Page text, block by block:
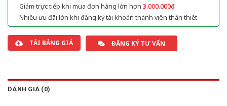
Giảm trực tiếp khi mua đơn hàng lớn hơn 3.000.000đ
Nhiều ưu đãi lớn khi đăng ký tài khoản thành viên thân thiết
TẢI BẢNG GIÁ ĐĂNG KÝ TƯ VẤN
ĐÁNH GIÁ (0)